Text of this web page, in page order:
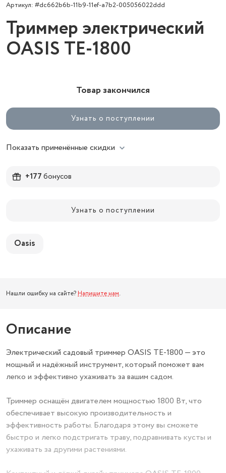
Артикул: #dc662b6b-11b9-11ef-a7b2-005056022ddd
Триммер электрический
OASIS TE-1800
Товар закончился
Узнать о поступлении
Показать применённые скидки
+177бонусов
Узнать о поступлении
Oasis
Нашли ошибку на сайте? Напишите нам.
Описание
Электрический садовый триммер OASIS TE-1800 — это
мощный и надёжный инструмент, который поможет вам
легко и эффективно ухаживать за вашим садом.
Триммер оснащён двигателем мощностью 1800 Вт, что
обеспечивает высокую производительность и
эффективность работы. Благодаря этому вы сможете
быстро и легко подстригать траву, подравнивать кусты и
ухаживать за другими растениями.